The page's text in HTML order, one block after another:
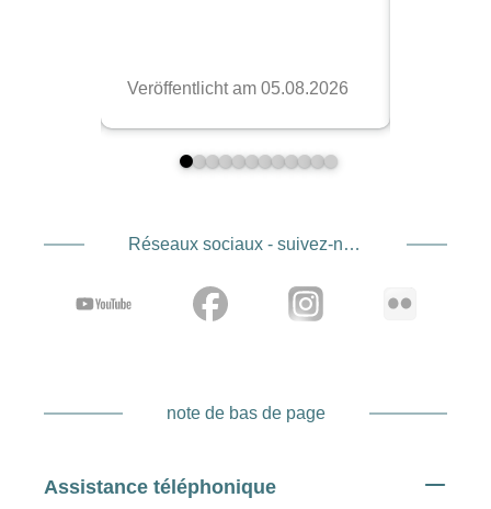
Réseaux sociaux - suivez-nous
note de bas de page
Assistance téléphonique